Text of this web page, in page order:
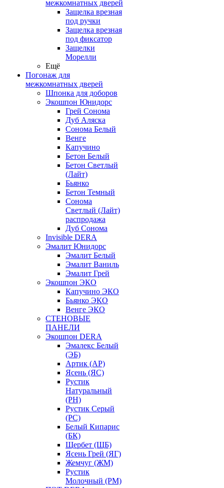
межкомнатных дверей
Защелка врезная
под ручки
Защелка врезная
под фиксатор
Защелки
Морелли
Ещё
Погонаж для
межкомнатных дверей
Шпонка для доборов
Экошпон Юнидорс
Грей Сонома
Дуб Аляска
Сонома Белый
Венге
Капучино
Бетон Белый
Бетон Светлый
(Лайт)
Бьянко
Бетон Темный
Сонома
Светлый (Лайт)
распродажа
Дуб Сонома
Invisible DERA
Эмалит Юнидорс
Эмалит Белый
Эмалит Ваниль
Эмалит Грей
Экошпон ЭКО
Капучино ЭКО
Бьянко ЭКО
Венге ЭКО
СТЕНОВЫЕ
ПАНЕЛИ
Экошпон DERA
Эмалекс Белый
(ЭБ)
Артик (АР)
Ясень (ЯС)
Рустик
Натуральный
(РН)
Рустик Серый
(РС)
Белый Кипарис
(БК)
Щербет (ЩБ)
Ясень Грей (ЯГ)
Жемчуг (ЖМ)
Рустик
Молочный (РМ)